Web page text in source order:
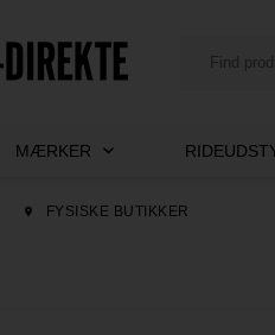
MÆRKER
FYSISKE BUTIKKER